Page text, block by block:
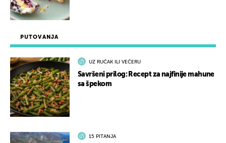
PUTOVANJA
UZ RUČAK ILI VEČERU
Savršeni prilog: Recept za najfinije mahune
sa špekom
15 PITANJA